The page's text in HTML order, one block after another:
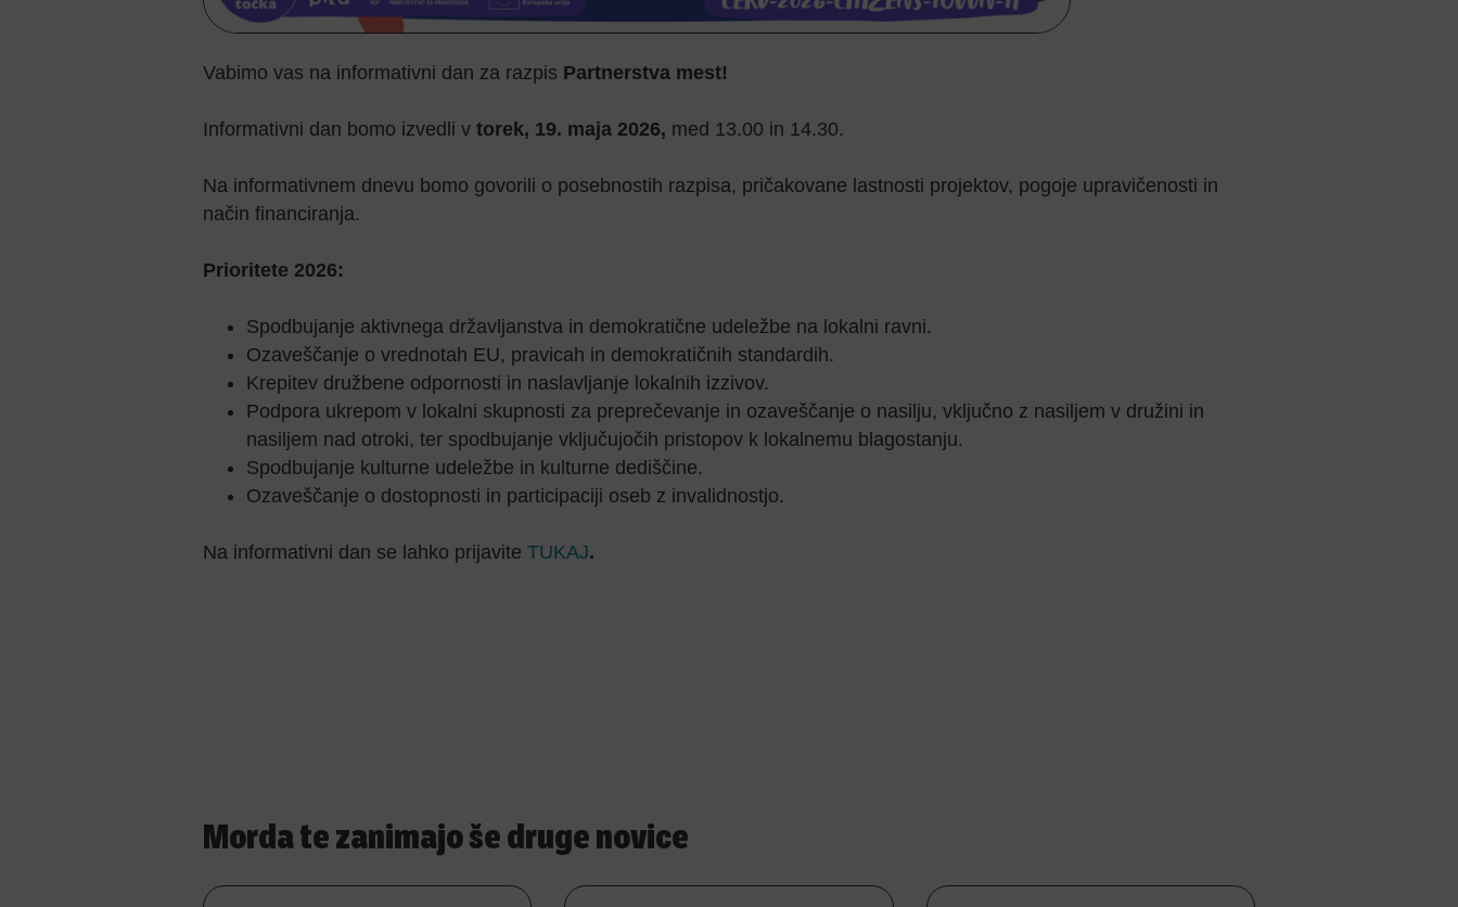
Vabimo vas na informativni dan za razpis Partnerstva mest!
Informativni dan bomo izvedli v torek, 19. maja 2026, med 13.00 in 14.30.
Na informativnem dnevu bomo govorili o posebnostih razpisa, pričakovane lastnosti projektov, pogoje upravičenosti in
način financiranja.
Prioritete 2026:
Spodbujanje aktivnega državljanstva in demokratične udeležbe na lokalni ravni.
Ozaveščanje o vrednotah EU, pravicah in demokratičnih standardih.
Krepitev družbene odpornosti in naslavljanje lokalnih izzivov.
Podpora ukrepom v lokalni skupnosti za preprečevanje in ozaveščanje o nasilju, vključno z nasiljem v družini in
nasiljem nad otroki, ter spodbujanje vključujočih pristopov k lokalnemu blagostanju.
Spodbujanje kulturne udeležbe in kulturne dediščine.
Ozaveščanje o dostopnosti in participaciji oseb z invalidnostjo.
Na informativni dan se lahko prijavite TUKAJ.
Morda te zanimajo še druge novice